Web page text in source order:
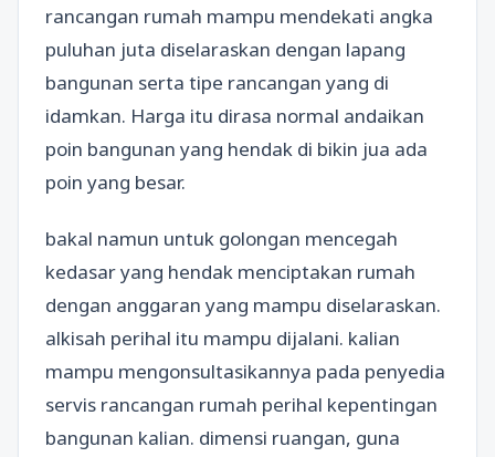
rancangan rumah mampu mendekati angka
puluhan juta diselaraskan dengan lapang
bangunan serta tipe rancangan yang di
idamkan. Harga itu dirasa normal andaikan
poin bangunan yang hendak di bikin jua ada
poin yang besar.
bakal namun untuk golongan mencegah
kedasar yang hendak menciptakan rumah
dengan anggaran yang mampu diselaraskan.
alkisah perihal itu mampu dijalani. kalian
mampu mengonsultasikannya pada penyedia
servis rancangan rumah perihal kepentingan
bangunan kalian. dimensi ruangan, guna